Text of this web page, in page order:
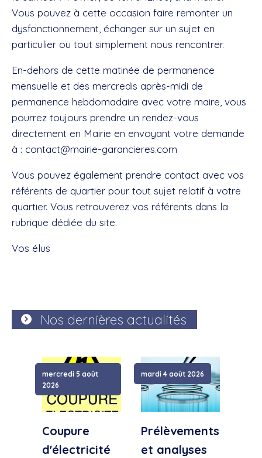
Vous pouvez à cette occasion faire remonter un
dysfonctionnement, échanger sur un sujet en
particulier ou tout simplement nous rencontrer.
En-dehors de cette matinée de permanence
mensuelle et des mercredis après-midi de
permanence hebdomadaire avec votre maire, vous
pourrez toujours prendre un rendez-vous
directement en Mairie en envoyant votre demande
à : contact@mairie-garancieres.com
Vous pouvez également prendre contact avec vos
référents de quartier pour tout sujet relatif à votre
quartier. Vous retrouverez vos référents dans la
rubrique dédiée du site.
Vos élus
Nos dernières actualités
mercredi 5 août
2026
Coupure
d'électricité
mardi 4 août 2026
Prélèvements
et analyses